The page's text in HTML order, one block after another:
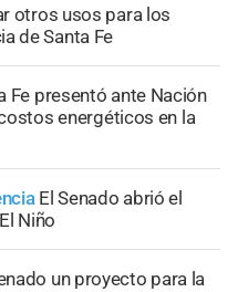
otros usos para los
de Santa Fe
Fe presentó ante Nación
energéticos en la
El Senado abrió el
Niño
un proyecto para la